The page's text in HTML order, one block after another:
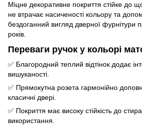
Міцне декоративне покриття стійке до
не втрачає насиченості кольору та
бездоганний вигляд дверної фурнітури
років.
Переваги ручок у кольорі
✅ Благородний теплий відтінок додає
вишуканості.
✅ Прямокутна розета гармонійно
класичні двері.
✅ Покриття має високу стійкість до
використання.